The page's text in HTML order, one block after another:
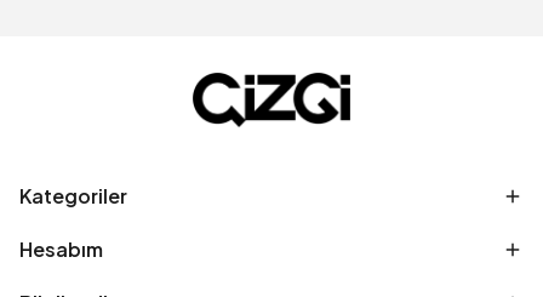
Kategoriler
Hesabım